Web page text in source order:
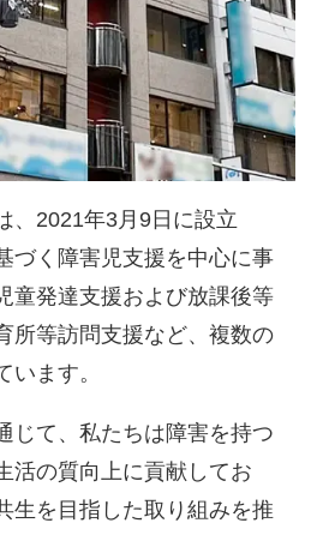
、2021年3月9日に設立
づく障害児支援を中心に事
童発達支援および放課後等
所等訪問支援など、複数の
います。
じて、私たちは障害を持つ
活の質向上に貢献してお
生を目指した取り組みを推